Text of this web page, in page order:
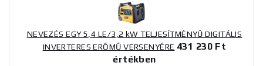
NEVEZÉS EGY 5,4 LE/3,2 kW TELJESÍTMÉNYŰ DIGITÁLIS
INVERTERES ERŐMŰ VERSENYÉRE 431 230 Ft
értékben